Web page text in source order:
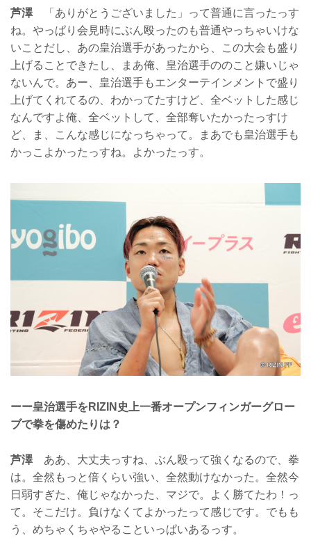
芦澤「ありがとうございました」って普通に言ったっす
ね。やっぱり会見時にぶん殴ったのも普通やっちゃいけな
いことだし、あの皇治選手があったから、この大会も盛り
上げることできたし、まあ俺、皇治選手ののこと嫌いじゃ
ないんで。あー、皇治選手もエンターテインメントで盛り
上げてくれてるの、わかってたすけど、全ベットした感じ
なんですよ俺、全ベットして、全部奪いたかったっすけ
ど、ま、こんな感じになっちゃって。まあでも皇治選手も
かっこよかったっすね。よかったっす。
ーー皇治選手をRIZIN史上一番オープンフィンガーグロー
ブで拳を傷めたりは？
芦澤ああ、大丈夫っすね、ぶん殴って強くなるので、拳
は。全然もっと倍くらい強い、全然動けなかった。全然今
日弱すぎた、俺じゃなかった、マジで。よく勝てたわ！っ
て。そこだけ。負けなくてよかったって感じです。でもも
う、めちゃくちゃやることいっぱいあるっす。